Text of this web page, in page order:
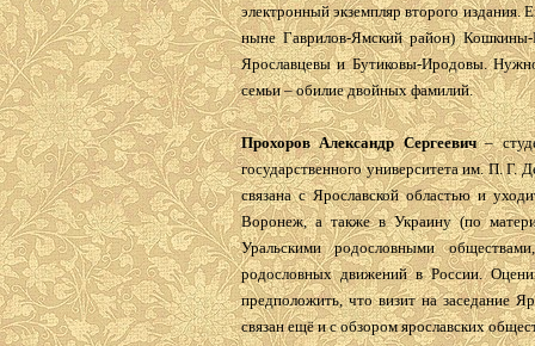
электронный экземпляр второго издания.
ныне Гаврилов-Ямский район) Кошкины-
Ярославцевы и Бутиковы-Иродовы.
семьи – обилие двойных фамилий.
Прохоров Александр Сергеевич–
государственного университета им. П. Г.
связана с Ярославской областью и
Воронеж, а также в Украину (по
Уральскими родословными
родословных движений в России.
предположить, что визит на заседание
связан ещё и с обзором ярославских